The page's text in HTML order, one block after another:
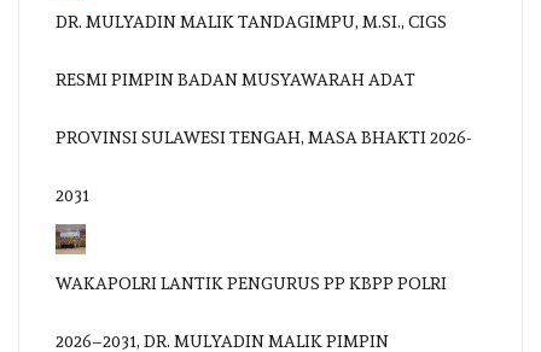
DR. MULYADIN MALIK TANDAGIMPU, M.SI., CIGS
RESMI PIMPIN BADAN MUSYAWARAH ADAT
PROVINSI SULAWESI TENGAH, MASA BHAKTI 2026-
2031
WAKAPOLRI LANTIK PENGURUS PP KBPP POLRI
2026–2031, DR. MULYADIN MALIK PIMPIN